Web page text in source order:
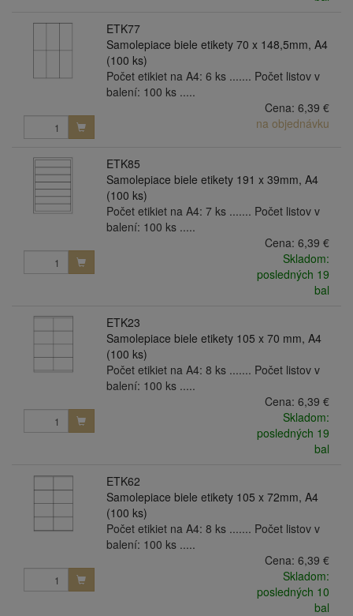
ETK77
Samolepiace biele etikety 70 x 148,5mm, A4
(100 ks)
Počet etikiet na A4: 6 ks ....... Počet listov v
balení: 100 ks .....
Cena: 6,39 €
na objednávku
ETK85
Samolepiace biele etikety 191 x 39mm, A4
(100 ks)
Počet etikiet na A4: 7 ks ....... Počet listov v
balení: 100 ks .....
Cena: 6,39 €
Skladom:
posledných 19
bal
ETK23
Samolepiace biele etikety 105 x 70 mm, A4
(100 ks)
Počet etikiet na A4: 8 ks ....... Počet listov v
balení: 100 ks .....
Cena: 6,39 €
Skladom:
posledných 19
bal
ETK62
Samolepiace biele etikety 105 x 72mm, A4
(100 ks)
Počet etikiet na A4: 8 ks ....... Počet listov v
balení: 100 ks .....
Cena: 6,39 €
Skladom:
posledných 10
bal